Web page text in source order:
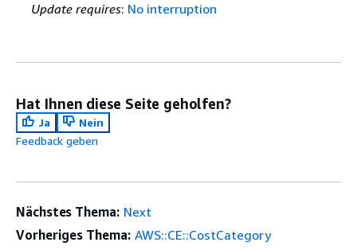
Update requires: No interruption
Hat Ihnen diese Seite geholfen?
Ja
Nein
Feedback geben
Nächstes Thema: Next
Vorheriges Thema: AWS::CE::CostCategory